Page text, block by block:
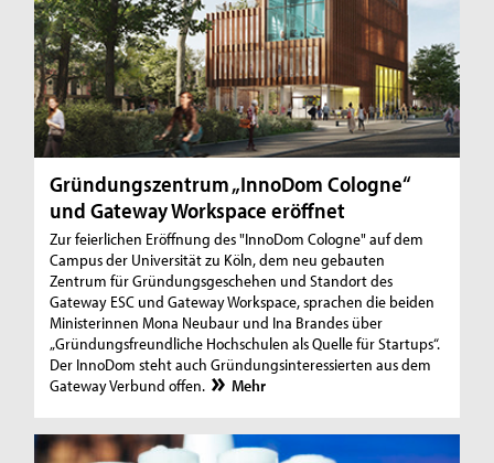
Gründungszentrum „InnoDom Cologne“
und Gateway Workspace eröffnet
Zur feierlichen Eröffnung des "InnoDom Cologne" auf dem
Campus der Universität zu Köln, dem neu gebauten
Zentrum für Gründungsgeschehen und Standort des
Gateway ESC und Gateway Workspace, sprachen die beiden
Ministerinnen Mona Neubaur und Ina Brandes über
„Gründungsfreundliche Hochschulen als Quelle für Startups“.
Der InnoDom steht auch Gründungsinteressierten aus dem
Gateway Verbund offen.
Mehr